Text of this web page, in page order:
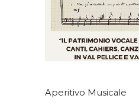
Aperitivo Musicale